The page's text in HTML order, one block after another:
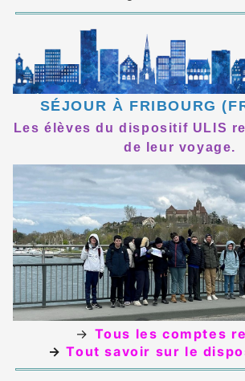
SÉJOUR À FRIBOURG
Les élèves du dispositif ULIS
de leur voyage.
→ Tous les comptes
→Tout savoir sur le